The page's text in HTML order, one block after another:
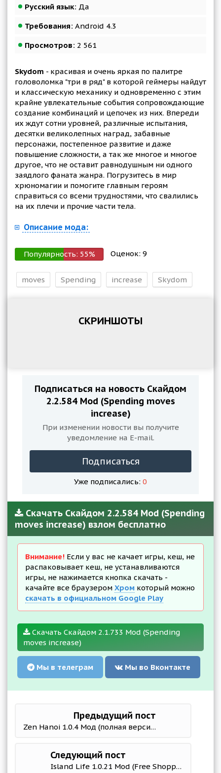
Русский язык: Да
Требования: Android 4.3
Просмотров: 2 561
Skydom - красивая и очень яркая по палитре
головоломка "три в ряд" в которой геймеры найдут
и классическую механику и одновременно с этим
крайне увлекательные события сопровождающие
создание комбинаций и цепочек из них. Впереди
их ждут сотни уровней, различные испытания,
десятки великолепных наград, забавные
персонажи, постепенное развитие и даже
повышение сложности, а так же многое и многое
другое, что не оставит равнодушным ни одного
заядлого фаната жанра. Погрузитесь в мир
хрюномагии и помогите главным героям
справиться со всеми трудностями, что свалились
на их плечи и прочие части тела.
Описание мода:
Популярность: 55% Оценок: 9
moves Spending increase Skydom
СКРИНШОТЫ
Подписаться на новость Скайдом
2.2.584 Mod (Spending moves
increase)
При изменении новости вы получите
уведомление на E-mail.
Подписаться
Уже подписались: 0
Скачать Скайдом 2.2.584 Mod (Spending
moves increase) взлом бесплатно
Внимание! Если у вас не качает игры, кеш, не
распаковывает кеш, не устанавливаются
игры, не нажимается кнопка скачать -
качайте все браузером Хром который можно
скачать в официальном Google Play
Скачать Скайдом 2.1.733 Mod (Spending
moves increase)
Мы в телеграм Мы во Вконтакте
Предыдущий пост
Zen Hanoi 1.0.4 Мод (полная версия)
Следующий пост
Island Life 1.0.21 Mod (Free Shopping)